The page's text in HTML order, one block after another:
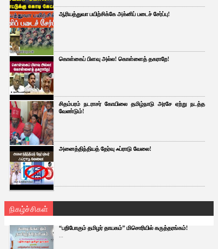
ஆரியத்துவா பயிற்சிக்கே அக்னிப் படைச் சேர்ப்பு!
கொள்கைப் பிளவு அல்ல! கொள்ளைத் தகராறே!
சிதம்பரம் நடராசர் கோயிலை தமிழ்நாடு அரசே ஏற்று நடத்த
வேண்டும்!
அனைத்திந்தியத் தேர்வு ஃப்ராடு வேலை!
நிகழ்ச்சிகள்
“பறிபோகும் தமிழர் தாயகம்” மிசொரியில் கருத்தரங்கம்!
...